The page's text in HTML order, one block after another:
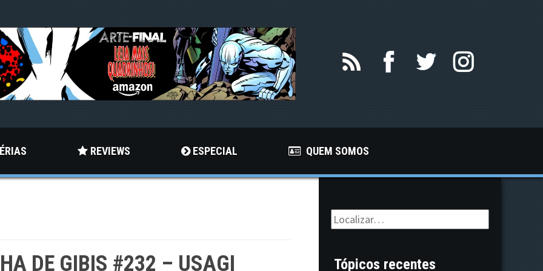
REVIEWS ESPECIAL QUEM SOMOS
DE GIBIS #232 – USAGI
Tópicos recentes